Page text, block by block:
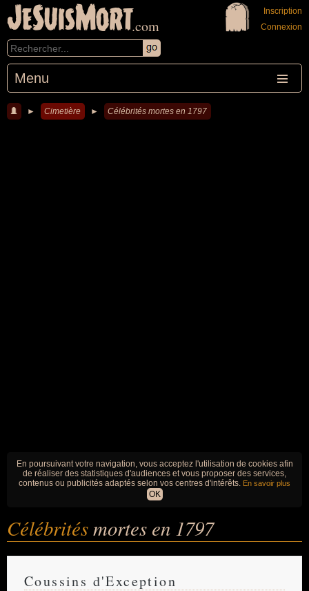
JeSuisMort.com
Menu
Inscription
Connexion
► Cimetière ► Célébrités mortes en 1797
En poursuivant votre navigation, vous acceptez l'utilisation de cookies afin
de réaliser des statistiques d'audiences et vous proposer des services,
contenus ou publicités adaptés selon vos centres d'intérêts. En savoir plus
OK
Célébritésmortes en 1797
Coussins d'Exception